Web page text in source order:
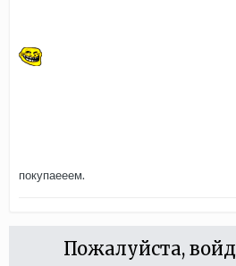
покупаееем.
Пожалуйста,